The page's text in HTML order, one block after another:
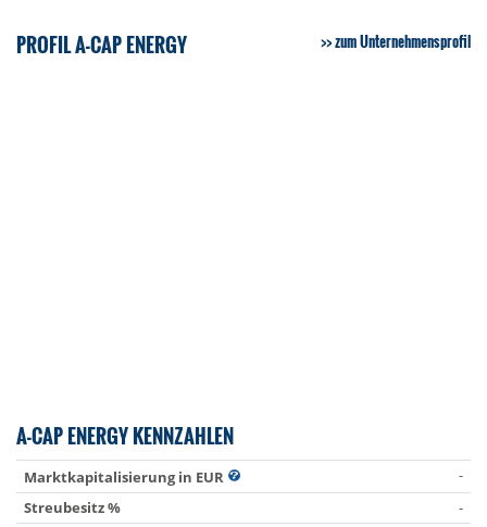
PROFIL A-CAP ENERGY zum Unternehmensprofil
A-CAP ENERGY KENNZAHLEN
Marktkapitalisierung in EUR
-
Streubesitz %
-